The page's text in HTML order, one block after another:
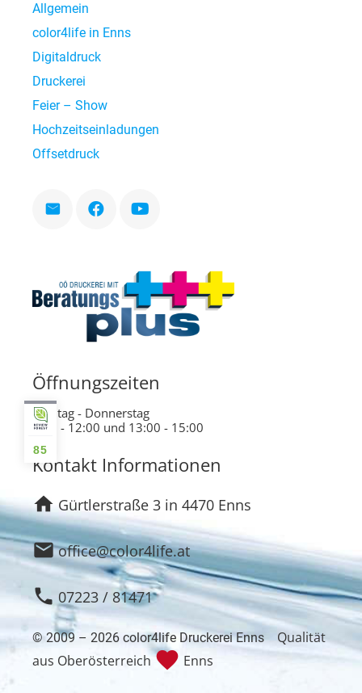
Allgemein
color4life in Enns
Digitaldruck
Druckerei
Feier – Show
Hochzeitseinladungen
Offsetdruck
Öffnungszeiten
Montag - Donnerstag
9:00 - 12:00 und 13:00 - 15:00
Kontakt Informationen
home Gürtlerstraße 3 in 4470 Enns
emailoffice@color4life.at
phone 07223 / 81471
© 2009 – 2026 color4life Druckerei Enns Qualität
aus Oberösterreichfavorite Enns
85